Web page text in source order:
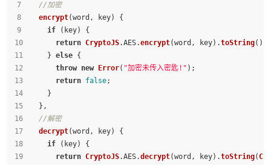
//加密
encrypt(word, key) {
if (key) {
return CryptoJS.AES.encrypt(word, key).toString();
    }
else {
throw new Error( "加密未传入密匙!" );
return false;
    }
  },
//解密
decrypt(word, key) {
if (key) {
return CryptoJS.AES.decrypt(word, key).toString(